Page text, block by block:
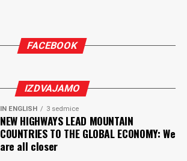
FACEBOOK
IZDVAJAMO
IN ENGLISH 3 sedmice
NEW HIGHWAYS LEAD MOUNTAIN
COUNTRIES TO THE GLOBAL ECONOMY: We
are all closer